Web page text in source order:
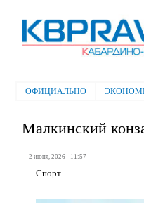
Электронная газета
Балкарская правда"
Главное меню
ОФИЦИАЛЬНО
Малкинский
2 июня, 2026 - 11:57
Спорт